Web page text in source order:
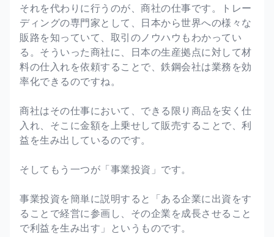
それを代わりに行うのが、商社の仕事です。トレー
ディングの専門家として、日本から世界への様々な
販路を知っていて、取引のノウハウもわかってい
る。そういった商社に、日本の生産拠点に対して材
料の仕入れを依頼することで、鉄鋼会社は業務を効
率化できるのですね。
商社はその仕事において、できる限り商品を安く仕
入れ、そこに金額を上乗せして販売することで、利
益を生み出しているのです。
そしてもう一つが「事業投資」です。
事業投資を簡単に説明すると「ある企業に出資をす
ることで経営に参画し、その企業を成長させること
で利益を生み出す」というものです。